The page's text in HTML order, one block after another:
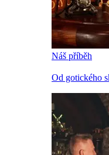
Náš příběh
Od gotického